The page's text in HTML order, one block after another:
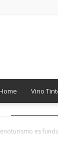
Vino
enoturismo es